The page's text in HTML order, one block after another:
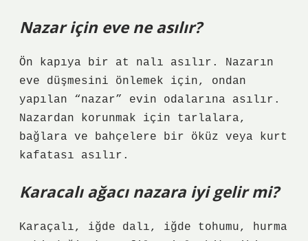
Nazar için eve ne asılır?
Ön kapıya bir at nalı asılır. Nazarın
eve düşmesini önlemek için, ondan
yapılan “nazar” evin odalarına asılır.
Nazardan korunmak için tarlalara,
bağlara ve bahçelere bir öküz veya kurt
kafatası asılır.
Karacalı ağacı nazara iyi gelir mi?
Karaçalı, iğde dalı, iğde tohumu, hurma